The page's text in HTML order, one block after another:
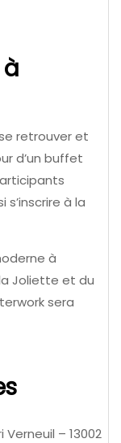
retrouver et
d’un buffet
s’inscrire à la
à
Joliette et du
sera
– 13002